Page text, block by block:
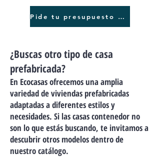
Pide tu presupuesto GRATIS
¿Buscas otro tipo de casa
prefabricada?
En Ecocasas ofrecemos una amplia
variedad de viviendas prefabricadas
adaptadas a diferentes estilos y
necesidades. Si las casas contenedor no
son lo que estás buscando, te invitamos a
descubrir otros modelos dentro de
nuestro catálogo.